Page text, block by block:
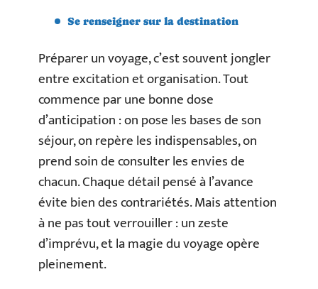
Se renseigner sur la destination
Préparer un voyage, c’est souvent jongler
entre excitation et organisation. Tout
commence par une bonne dose
d’anticipation : on pose les bases de son
séjour, on repère les indispensables, on
prend soin de consulter les envies de
chacun. Chaque détail pensé à l’avance
évite bien des contrariétés. Mais attention
à ne pas tout verrouiller : un zeste
d’imprévu, et la magie du voyage opère
pleinement.